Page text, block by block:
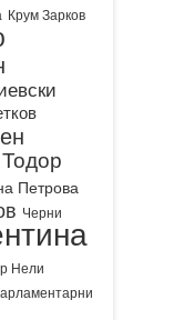
Крум Зарков
Тодор
Петрова
Черни
Нели